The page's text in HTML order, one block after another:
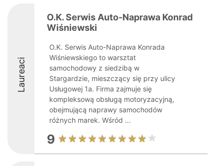
Laureaci
O.K. Serwis Auto-Naprawa Konrad
Wiśniewski
O.K. Serwis Auto-Naprawa Konrada
Wiśniewskiego to warsztat
samochodowy z siedzibą w
Stargardzie, mieszczący się przy ulicy
Usługowej 1a. Firma zajmuje się
kompleksową obsługą motoryzacyjną,
obejmującą naprawy samochodów
różnych marek. Wśród ...
9